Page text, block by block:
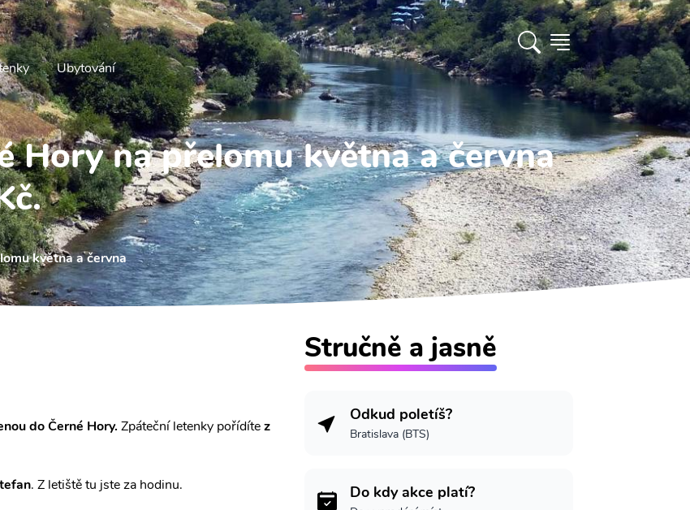
Ubytování
Hory na přelomu května a června
května a června
do Černé Hory. Zpáteční letenky pořídítez
. Z letiště tu jste za hodinu.
Stručně a jasně
Odkud poletíš?
Bratislava (BTS)
Do kdy akce platí?